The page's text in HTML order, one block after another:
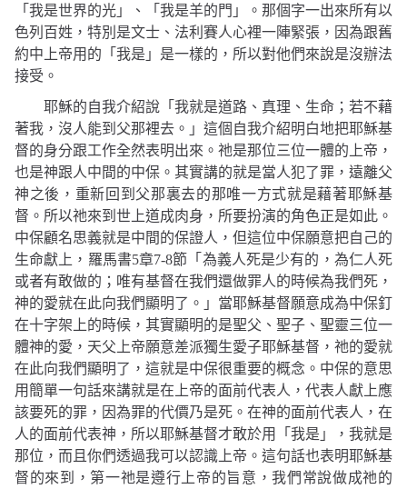
「我是世界的光」
、 「我是羊的門」
。那個字一出來所有以
色列百姓，特別是文士、法利賽人心裡一陣緊張，因為跟舊
約中上帝用的「我是」是一樣的，所以對他們來說是沒辦法
接受。
耶穌的自我介紹說 「我就是道路、真理、生命；若不藉
著我，沒人能到父那裡去。」 這個自我介紹明白地把耶穌基
督的身分跟工作全然表明出來。祂是那位三位一體的上帝，
也是神跟人中間的中保。其實講的就是當人犯了罪，遠離父
神之後，重新回到父那裏去的那唯一方式就是藉著耶穌基
督。所以祂來到世上道成肉身，所要扮演的角色正是如此。
中保顧名思義就是中間的保證人，但這位中保願意把自己的
生命獻上，羅馬書5章7-8節 「為義人死是少有的，為仁人死
或者有敢做的；唯有基督在我們還做罪人的時候為我們死，
神的愛就在此向我們顯明了。」 當耶穌基督願意成為中保釘
在十字架上的時候，其實顯明的是聖父、聖子、聖靈三位一
體神的愛，天父上帝願意差派獨生愛子耶穌基督，祂的愛就
在此向我們顯明了，這就是中保很重要的概念。中保的意思
用簡單一句話來講就是在上帝的面前代表人，代表人獻上應
該要死的罪，因為罪的代價乃是死。在神的面前代表人，在
人的面前代表神，所以耶穌基督才敢於用「我是」，我就是
那位，而且你們透過我可以認識上帝。這句話也表明耶穌基
督的來到，第一祂是遵行上帝的旨意，我們常說做成祂的